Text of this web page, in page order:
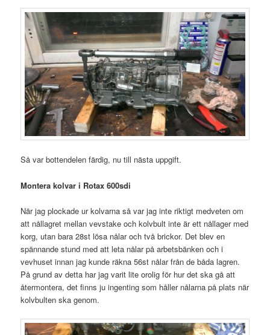
Så var bottendelen färdig, nu till nästa uppgift.
Montera kolvar i Rotax 600sdi
När jag plockade ur kolvarna så var jag inte riktigt medveten om
att nållagret mellan vevstake och kolvbult inte är ett nållager med
korg, utan bara 28st lösa nålar och två brickor. Det blev en
spännande stund med att leta nålar på arbetsbänken och i
vevhuset innan jag kunde räkna 56st nålar från de båda lagren.
På grund av detta har jag varit lite orolig för hur det ska gå att
återmontera, det finns ju ingenting som håller nålarna på plats när
kolvbulten ska genom.